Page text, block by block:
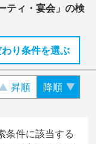
ティ・宴会」の検
わり条件を選ぶ
昇順 降順
条件に該当する